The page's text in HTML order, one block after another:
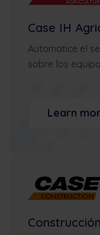
Case IH
Automatice el
sobre los
Learn